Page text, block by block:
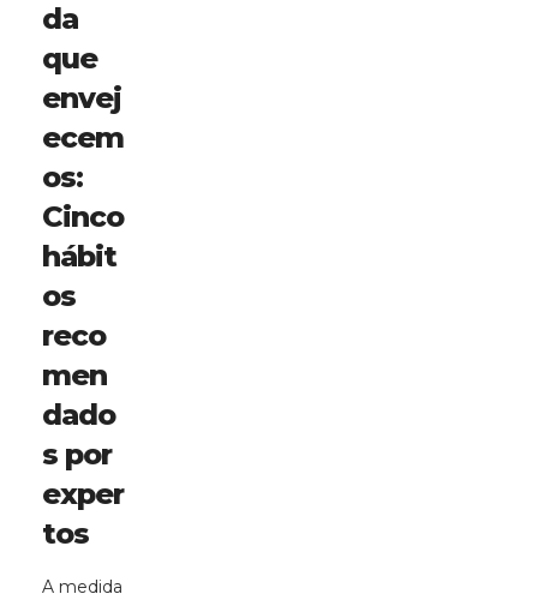
da
que
envej
ecem
os:
Cinco
hábit
os
reco
men
dado
s por
exper
tos
A medida